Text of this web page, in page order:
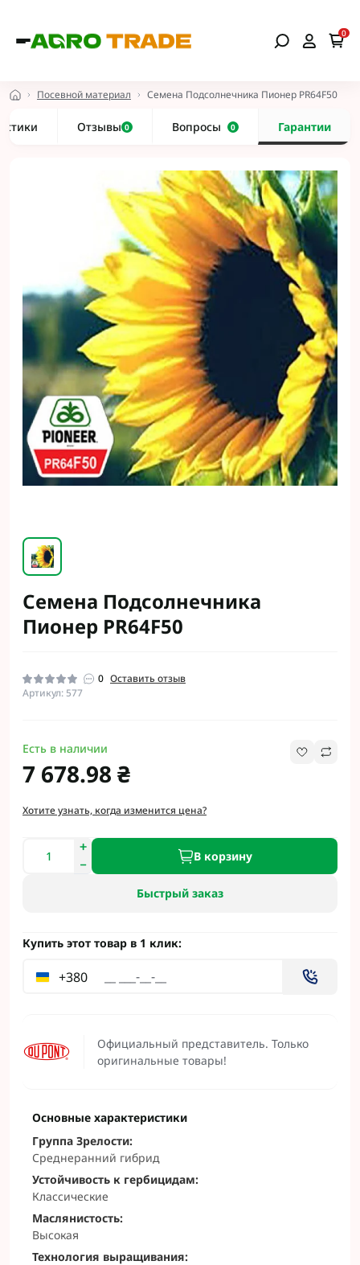
0
Посевной материал Семена Подсолнечника Пионер PR64F50
Отзывы 0 Вопросы 0 Гарантии
Семена Подсолнечника
Пионер PR64F50
0 Оставить отзыв
Артикул: 577
Официальный представитель. Только
оригинальные товары!
Есть в наличии
7 678.98 ₴
Хотите узнать, когда изменится цена?
В корзину
Быстрый заказ
Купить этот товар в 1 клик:
+380
Основные характеристики
Группа Зрелости:
Среднеранний гибрид
Устойчивость к гербицидам:
Классические
Маслянистость:
Высокая
Технология выращивания: